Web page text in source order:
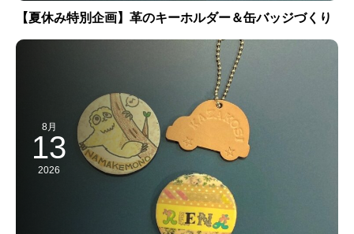
【夏休み特別企画】革のキーホルダー＆缶バッジづくり
8月
13
2026